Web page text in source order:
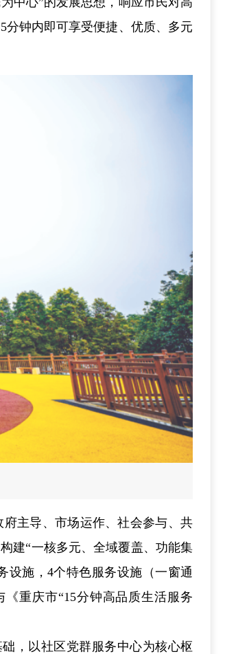
分钟内即可享受便捷、优质、多元
主导、市场运作、社会参与、共
建“一核多元、全域覆盖、功能集
设施，4个特色服务设施（一窗通
重庆市“15分钟高品质生活服务
，以社区党群服务中心为核心枢